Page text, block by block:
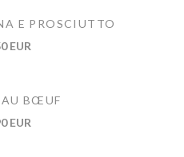
E PROSCIUTTO
EUR
BŒUF
EUR